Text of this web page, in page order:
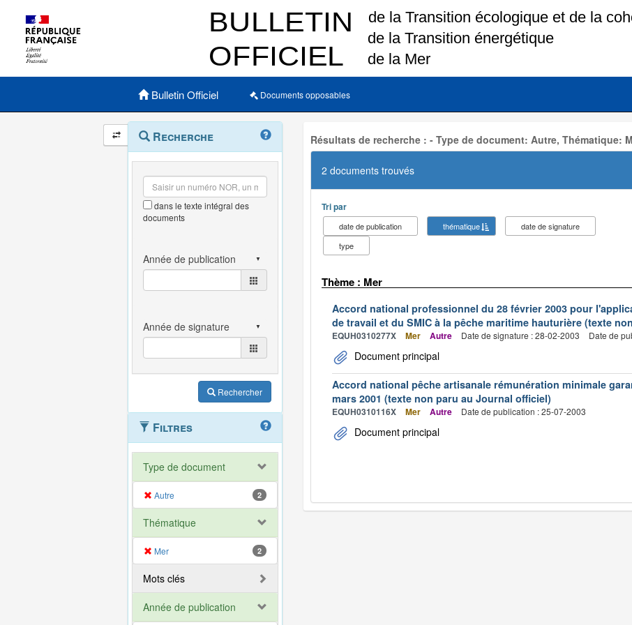
Menu principal
Bulletin Officiel Documents opposables
Navigation
et
outils
annexes
Menu
contextuel
Recherche
dans le texte intégral des
documents
Rechercher
Filtres
Type de document
Autre 2
Thématique
Mer 2
Mots clés
Année de publication
Résultats de recherche : - Type de document: Autre, Thématique:
2 documents trouvés
Tri par
date de publication thématique
date de signature
type
Thème : Mer
Accord national professionnel du 28 février 2003 pour
de travail et du SMIC à la pêche maritime hauturière (texte
EQUH0310277X Mer Autre Date de signature : 28-02-2003 Date de
Document principal
Accord national pêche artisanale rémunération minimale
mars 2001 (texte non paru au Journal officiel)
EQUH0310116X Mer Autre Date de publication : 25-07-2003
Document principal